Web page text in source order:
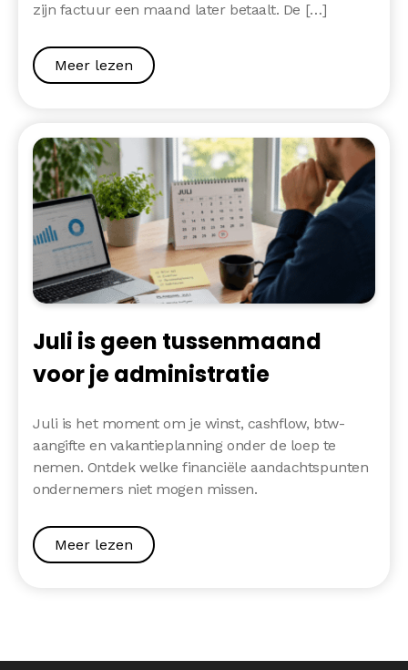
zijn factuur een maand later betaalt. De […]
Meer lezen
Juli is geen tussenmaand
voor je administratie
Juli is het moment om je winst, cashflow, btw-
aangifte en vakantieplanning onder de loep te
nemen. Ontdek welke financiële aandachtspunten
ondernemers niet mogen missen.
Meer lezen